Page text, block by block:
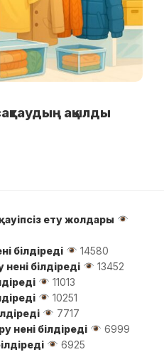
ақылды
ету жолдары
білдіреді
14580
білдіреді
13452
11013
10251
7717
нені білдіреді
6999
6925